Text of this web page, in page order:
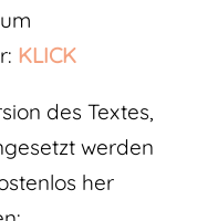
KLICK
des Textes,
werden
her